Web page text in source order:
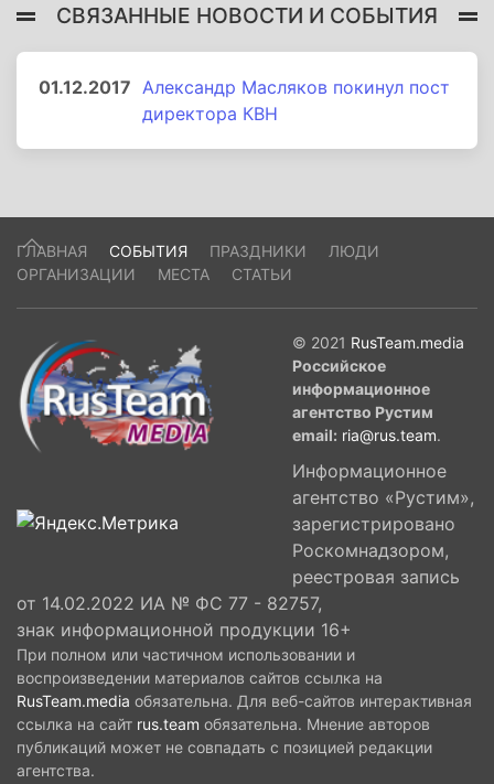
СВЯЗАННЫЕ НОВОСТИ И СОБЫТИЯ
01.12.2017 Александр Масляков покинул пост
директора КВН
ГЛАВНАЯ СОБЫТИЯ ПРАЗДНИКИ
ЛЮДИ
ОРГАНИЗАЦИИ
МЕСТА СТАТЬИ
© 2021 RusTeam.media
Российское
информационное
агентство Рустим
email: ria@rus.team.
Информационное
агентство «Рустим»,
зарегистрировано
Роскомнадзором,
реестровая запись
от 14.02.2022 ИА № ФС 77 - 82757,
знак информационной продукции 16+
При полном или частичном использовании и
воспроизведении материалов сайтов ссылка на
RusTeam.media обязательна. Для веб-сайтов интерактивная
ссылка на сайт rus.team обязательна. Мнение авторов
публикаций может не совпадать с позицией редакции
агентства.